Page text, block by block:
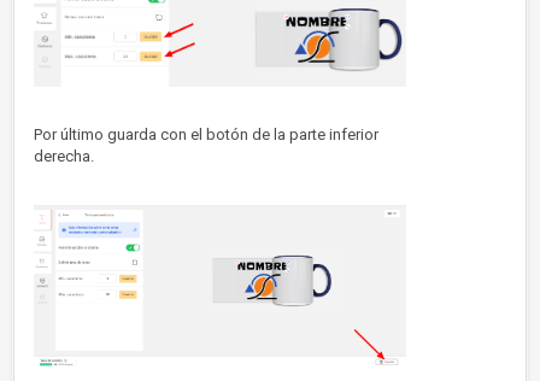
Por último guarda con el botón de la parte inferior
derecha.